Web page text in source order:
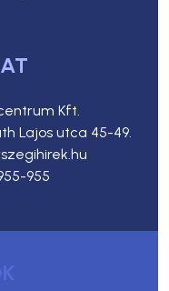
Kft.
Lajos utca 45-49.
955